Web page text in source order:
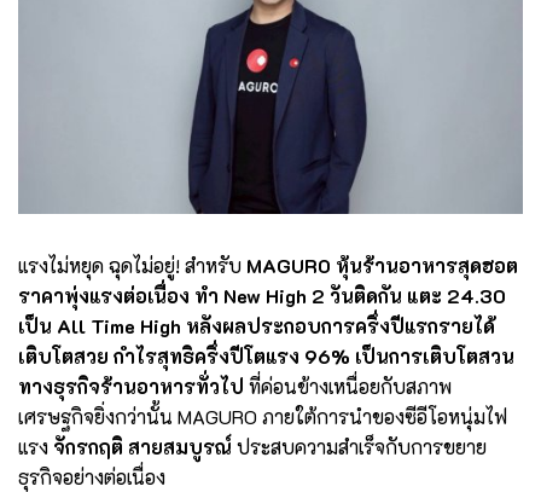
แรงไม่หยุด ฉุดไม่อยู่! สำหรับ MAGURO หุ้นร้านอาหารสุดฮอต
ราคาพุ่งแรงต่อเนื่อง ทำ New High 2 วันติดกัน แตะ 24.30
เป็น All Time High หลังผลประกอบการครึ่งปีแรกรายได้
เติบโตสวย กำไรสุทธิครึ่งปีโตแรง 96% เป็นการเติบโตสวน
ทางธุรกิจร้านอาหารทั่วไป ที่ค่อนข้างเหนื่อยกับสภาพ
เศรษฐกิจยิ่งกว่านั้น MAGURO ภายใต้การนำของซีอีโอหนุ่มไฟ
แรง จักรกฤติ สายสมบูรณ์ ประสบความสำเร็จกับการขยาย
ธุรกิจอย่างต่อเนื่อง